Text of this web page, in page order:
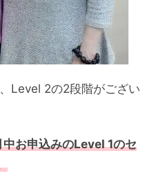
Level 2の2段階がござい
お申込みのLevel 1のセ